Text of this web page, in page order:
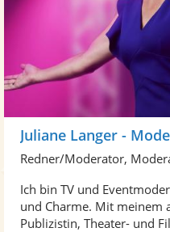
Juliane Langer -
Redner/Moderator,
Ich bin TV und
und Charme. Mit meinem
Publizistin, Theater- und